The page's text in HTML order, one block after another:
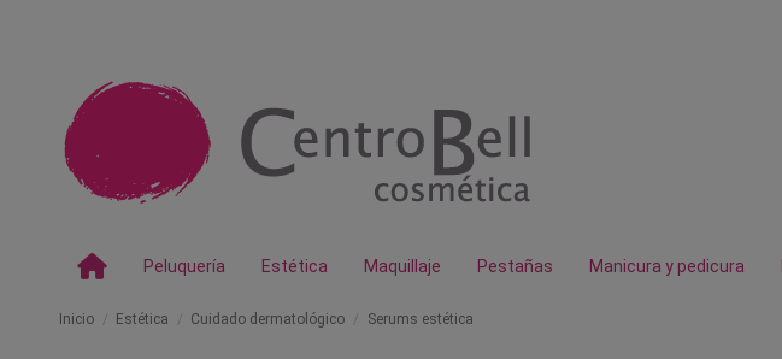
Peluquería Estética Maquillaje Pestañas Manicura y pedicura
Inicio Estética Cuidado dermatológico Serums estética